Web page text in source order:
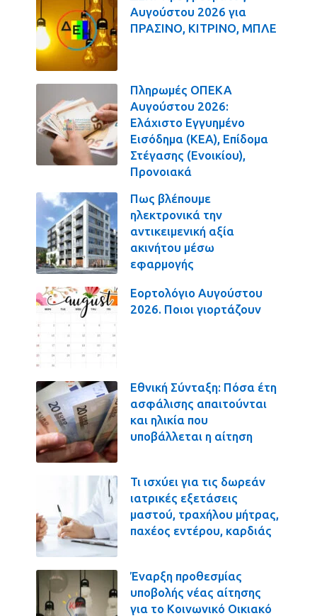
Αυγούστου 2026 για
ΠΡΑΣΙΝΟ, ΚΙΤΡΙΝΟ, ΜΠΛΕ
Πληρωμές ΟΠΕΚΑ
Αυγούστου 2026:
Ελάχιστο Εγγυημένο
Εισόδημα (ΚΕΑ), Επίδομα
Στέγασης (Ενοικίου),
Προνοιακά
Πως βλέπουμε
ηλεκτρονικά την
αντικειμενική αξία
ακινήτου μέσω
εφαρμογής
Εορτολόγιο Αυγούστου
2026. Ποιοι γιορτάζουν
Εθνική Σύνταξη: Πόσα έτη
ασφάλισης απαιτούνται
και ηλικία που
υποβάλλεται η αίτηση
Τι ισχύει για τις δωρεάν
ιατρικές εξετάσεις
μαστού, τραχήλου μήτρας,
παχέος εντέρου, καρδιάς
Έναρξη προθεσμίας
υποβολής νέας αίτησης
για το Κοινωνικό Οικιακό